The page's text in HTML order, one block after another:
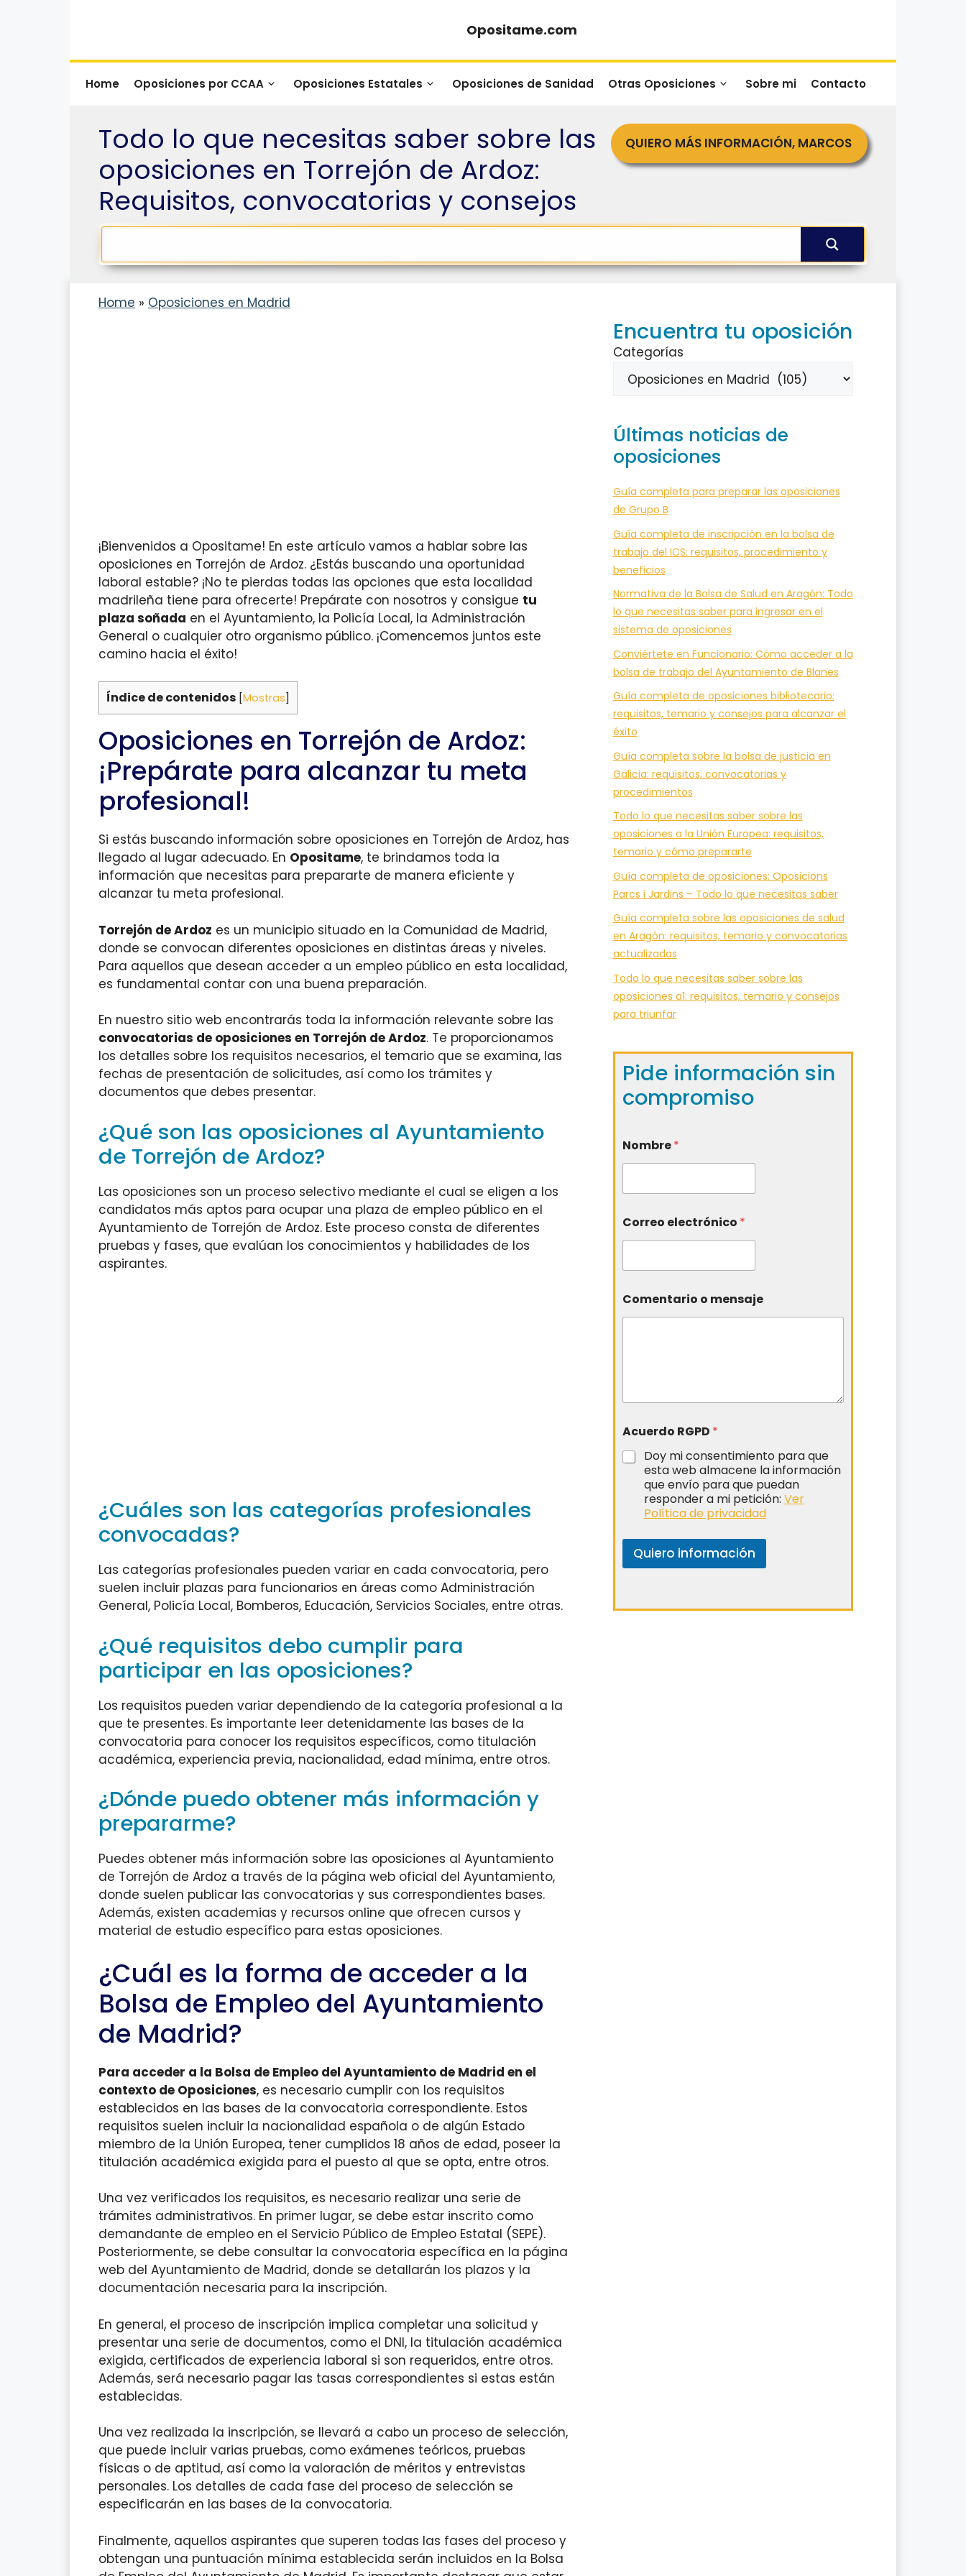
Opositame.com
Home Oposiciones por CCAA Oposiciones Estatales Oposiciones de Sanidad Otras Oposiciones Sobre mi Contacto
Todo lo que necesitas saber sobre las
oposiciones en Torrejón de Ardoz:
Requisitos, convocatorias y consejos
QUIERO MÁS INFORMACIÓN, MARCOS
Home » Oposiciones en Madrid
¡Bienvenidos a Opositame! En este artículo vamos a hablar sobre las
oposiciones en Torrejón de Ardoz. ¿Estás buscando una oportunidad
laboral estable? ¡No te pierdas todas las opciones que esta localidad
madrileña tiene para ofrecerte! Prepárate con nosotros y consigue tu
plaza soñada en el Ayuntamiento, la Policía Local, la Administración
General o cualquier otro organismo público. ¡Comencemos juntos este
camino hacia el éxito!
Índice de contenidos [Mostras]
Oposiciones en Torrejón de Ardoz:
¡Prepárate para alcanzar tu meta
profesional!
Si estás buscando información sobre oposiciones en Torrejón de Ardoz, has
llegado al lugar adecuado. En Opositame, te brindamos toda la
información que necesitas para prepararte de manera eficiente y
alcanzar tu meta profesional.
Torrejón de Ardoz es un municipio situado en la Comunidad de Madrid,
donde se convocan diferentes oposiciones en distintas áreas y niveles.
Para aquellos que desean acceder a un empleo público en esta localidad,
es fundamental contar con una buena preparación.
En nuestro sitio web encontrarás toda la información relevante sobre las
convocatorias de oposiciones en Torrejón de Ardoz. Te proporcionamos
los detalles sobre los requisitos necesarios, el temario que se examina, las
fechas de presentación de solicitudes, así como los trámites y
documentos que debes presentar.
¿Qué son las oposiciones al Ayuntamiento
de Torrejón de Ardoz?
Las oposiciones son un proceso selectivo mediante el cual se eligen a los
candidatos más aptos para ocupar una plaza de empleo público en el
Ayuntamiento de Torrejón de Ardoz. Este proceso consta de diferentes
pruebas y fases, que evalúan los conocimientos y habilidades de los
aspirantes.
¿Cuáles son las categorías profesionales
convocadas?
Las categorías profesionales pueden variar en cada convocatoria, pero
suelen incluir plazas para funcionarios en áreas como Administración
General, Policía Local, Bomberos, Educación, Servicios Sociales, entre otras.
¿Qué requisitos debo cumplir para
participar en las oposiciones?
Los requisitos pueden variar dependiendo de la categoría profesional a la
que te presentes. Es importante leer detenidamente las bases de la
convocatoria para conocer los requisitos específicos, como titulación
académica, experiencia previa, nacionalidad, edad mínima, entre otros.
¿Dónde puedo obtener más información y
prepararme?
Puedes obtener más información sobre las oposiciones al Ayuntamiento
de Torrejón de Ardoz a través de la página web oficial del Ayuntamiento,
donde suelen publicar las convocatorias y sus correspondientes bases.
Además, existen academias y recursos online que ofrecen cursos y
material de estudio específico para estas oposiciones.
¿Cuál es la forma de acceder a la
Bolsa de Empleo del Ayuntamiento
de Madrid?
Para acceder a la Bolsa de Empleo del Ayuntamiento de Madrid en el
contexto de Oposiciones, es necesario cumplir con los requisitos
establecidos en las bases de la convocatoria correspondiente. Estos
requisitos suelen incluir la nacionalidad española o de algún Estado
miembro de la Unión Europea, tener cumplidos 18 años de edad, poseer la
titulación académica exigida para el puesto al que se opta, entre otros.
Una vez verificados los requisitos, es necesario realizar una serie de
trámites administrativos. En primer lugar, se debe estar inscrito como
demandante de empleo en el Servicio Público de Empleo Estatal (SEPE).
Posteriormente, se debe consultar la convocatoria específica en la página
web del Ayuntamiento de Madrid, donde se detallarán los plazos y la
documentación necesaria para la inscripción.
En general, el proceso de inscripción implica completar una solicitud y
presentar una serie de documentos, como el DNI, la titulación académica
exigida, certificados de experiencia laboral si son requeridos, entre otros.
Además, será necesario pagar las tasas correspondientes si estas están
establecidas.
Una vez realizada la inscripción, se llevará a cabo un proceso de selección,
que puede incluir varias pruebas, como exámenes teóricos, pruebas
físicas o de aptitud, así como la valoración de méritos y entrevistas
personales. Los detalles de cada fase del proceso de selección se
especificarán en las bases de la convocatoria.
Finalmente, aquellos aspirantes que superen todas las fases del proceso y
obtengan una puntuación mínima establecida serán incluidos en la Bolsa
Encuentra tu oposición
Categorías
Últimas noticias de
oposiciones
Guía completa para preparar las oposiciones
de Grupo B
Guía completa de inscripción en la bolsa de
trabajo del ICS: requisitos, procedimiento y
beneficios
Normativa de la Bolsa de Salud en Aragón: Todo
lo que necesitas saber para ingresar en el
sistema de oposiciones
Conviértete en Funcionario: Cómo acceder a la
bolsa de trabajo del Ayuntamiento de Blanes
Guía completa de oposiciones bibliotecario:
requisitos, temario y consejos para alcanzar el
éxito
Guía completa sobre la bolsa de justicia en
Galicia: requisitos, convocatorias y
procedimientos
Todo lo que necesitas saber sobre las
oposiciones a la Unión Europea: requisitos,
temario y cómo prepararte
Guía completa de oposiciones: Oposicions
Parcs i Jardins – Todo lo que necesitas saber
Guía completa sobre las oposiciones de salud
en Aragón: requisitos, temario y convocatorias
actualizadas
Todo lo que necesitas saber sobre las
oposiciones a1: requisitos, temario y consejos
para triunfar
Pide información sin
compromiso
Nombre*
Correo electrónico *
Comentario o mensaje
Acuerdo RGPD *
Doy mi consentimiento para que
esta web almacene la información
que envío para que puedan
responder a mi petición: Ver
Política de privacidad
Quiero información